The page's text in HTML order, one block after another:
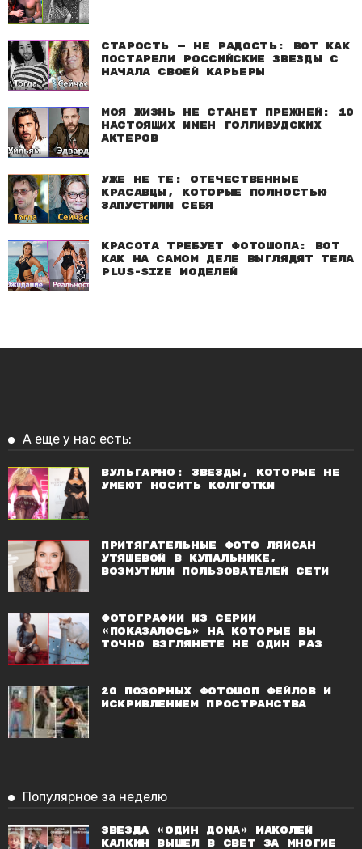
Старость — не радость: Вот как
постарели российские звезды с
начала своей карьеры
Моя жизнь не станет прежней: 10
настоящих имен голливудских
актеров
Уже не те: Отечественные
красавцы, которые полностью
запустили себя
Красота требует фотошопа: Вот
как на самом деле выглядят тела
plus-size моделей
А еще у нас есть:
Вульгарно: Звезды, которые не
умеют носить колготки
Притягательные фото Ляйсан
Утяшевой в купальнике,
возмутили пользователей сети
Фотографии из серии
«показалось» на которые вы
точно взглянете не один раз
20 позорных фотошоп фейлов и
искривлением пространства
Популярное за неделю
Звезда «Один дома» Маколей
Калкин вышел в свет за многие